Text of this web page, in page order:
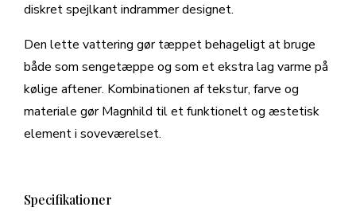
diskret spejlkant indrammer designet.
Den lette vattering gør tæppet behageligt at bruge
både som sengetæppe og som et ekstra lag varme på
kølige aftener. Kombinationen af tekstur, farve og
materiale gør Magnhild til et funktionelt og æstetisk
element i soveværelset.
Specifikationer